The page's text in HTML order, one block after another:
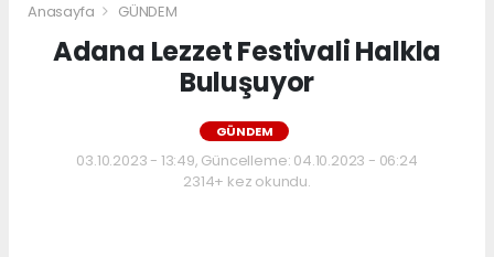
Anasayfa GÜNDEM
Adana Lezzet Festivali Halkla
Buluşuyor
GÜNDEM
03.10.2023 - 13:49, Güncelleme: 04.10.2023 - 06:24
2314+ kez okundu.